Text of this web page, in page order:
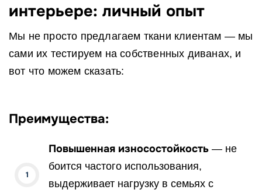
интерьере: личный опыт
Мы не просто предлагаем ткани клиентам — мы
сами их тестируем на собственных диванах, и
вот что можем сказать:
Преимущества:
Повышенная износостойкость — не
боится частого использования,
выдерживает нагрузку в семьях с